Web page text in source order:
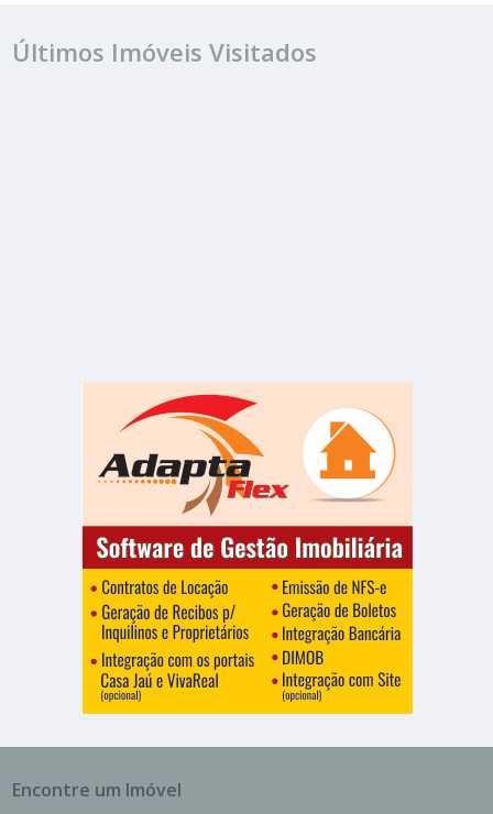
Últimos Imóveis Visitados
Encontre um Imóvel